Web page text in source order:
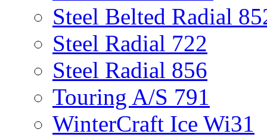
Steel Belted Radial
Steel Radial 722
Steel Radial 856
Touring A/S 791
WinterCraft Ice Wi31